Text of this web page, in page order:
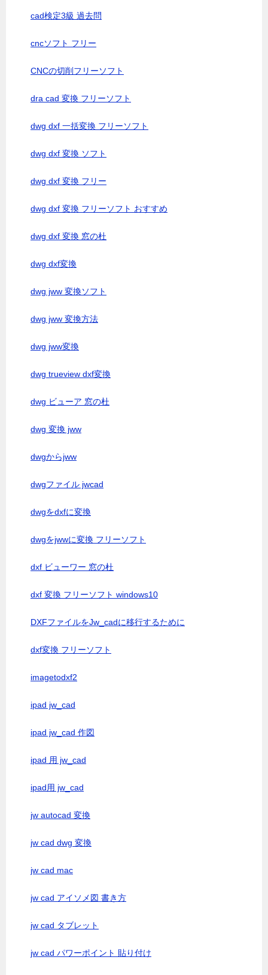
cad検定3級 過去問
cncソフト フリー
CNCの切削フリーソフト
dra cad 変換 フリーソフト
dwg dxf 一括変換 フリーソフト
dwg dxf 変換 ソフト
dwg dxf 変換 フリー
dwg dxf 変換 フリーソフト おすすめ
dwg dxf 変換 窓の杜
dwg dxf変換
dwg jww 変換ソフト
dwg jww 変換方法
dwg jww変換
dwg trueview dxf変換
dwg ビューア 窓の杜
dwg 変換 jww
dwgからjww
dwgファイル jwcad
dwgをdxfに変換
dwgをjwwに変換 フリーソフト
dxf ビューワー 窓の杜
dxf 変換 フリーソフト windows10
DXFファイルをJw_cadに移行するために
dxf変換 フリーソフト
imagetodxf2
ipad jw_cad
ipad jw_cad 作図
ipad 用 jw_cad
ipad用 jw_cad
jw autocad 変換
jw cad dwg 変換
jw cad mac
jw cad アイソメ図 書き方
jw cad タブレット
jw cad パワーポイント 貼り付け